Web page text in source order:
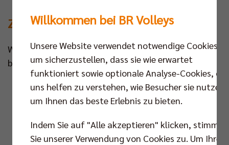
Zur Bewerbung
Wenn Du Interesse an einem FSJ bei uns hast,
benötigen wir folgende Daten von Dir:
Sportlicher Lebenslauf
Schulischer Lebenslauf
Motivationsschreiben mit Interessen
Willkommen bei BR Volleys
Unsere Website verwendet notwendige Cookies,
um sicherzustellen, dass sie wie erwartet
funktioniert sowie optionale Analyse-Cookies, die
uns helfen zu verstehen, wie Besucher sie nutzen,
um Ihnen das beste Erlebnis zu bieten.
Indem Sie auf "Alle akzeptieren" klicken, stimmen
Sie unserer Verwendung von Cookies zu. Um Ihre